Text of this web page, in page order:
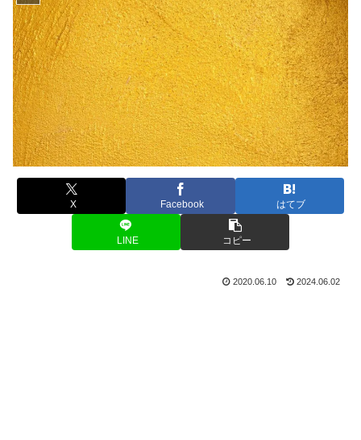
X Facebook はてブ
LINE コピー
2020.06.10 2024.06.02